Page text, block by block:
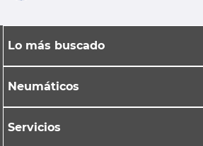
Lo más buscado
Neumáticos
Servicios